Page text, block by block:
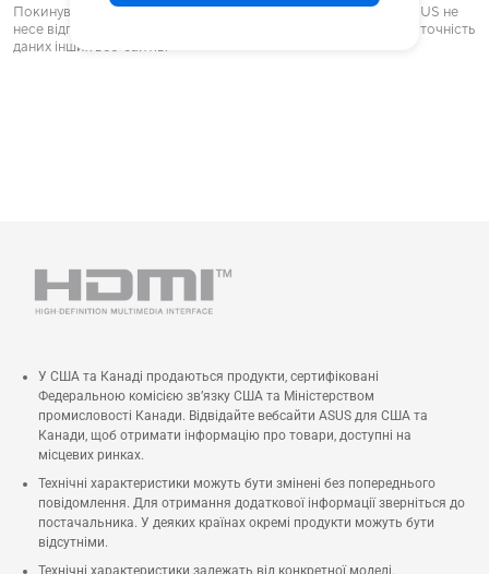
Покинувши ASUS.com, ви перейдете до іншого веб-сайту. ASUS не
несе відповідальність за політику конфіденційності, вміст або точність
даних інших веб-сайтів.
У США та Канаді продаються продукти, сертифіковані
Федеральною комісією зв’язку США та Міністерством
промисловості Канади. Відвідайте вебсайти ASUS для США та
Канади, щоб отримати інформацію про товари, доступні на
місцевих ринках.
Технічні характеристики можуть бути змінені без попереднього
повідомлення. Для отримання додаткової інформації зверніться до
постачальника. У деяких країнах окремі продукти можуть бути
відсутніми.
Технічні характеристики залежать від конкретної моделі.